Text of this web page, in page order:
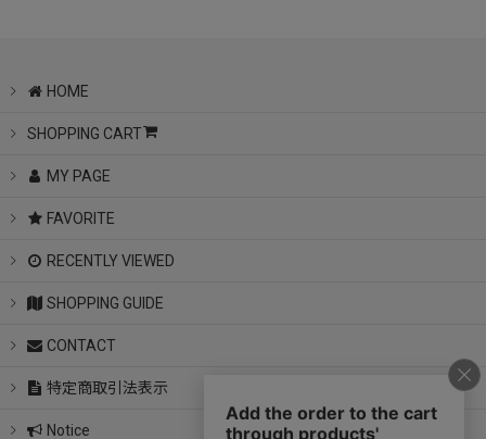
HOME
SHOPPING CART
MY PAGE
FAVORITE
RECENTLY VIEWED
SHOPPING GUIDE
CONTACT
特定商取引法表示
Notice